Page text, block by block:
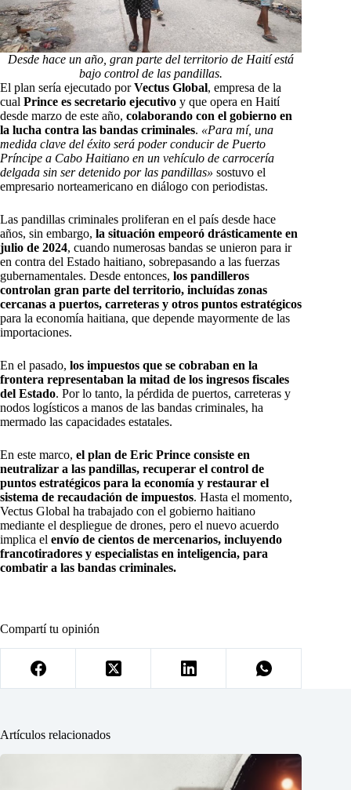
Desde hace un año, gran parte del territorio de Haití está
bajo control de las pandillas.
El plan sería ejecutado porVectus Global, empresa de la
cual Prince es secretario ejecutivo y que opera en Haití
desde marzo de este año, colaborando con el gobierno en
la lucha contra las bandas criminales. «Para mí, una
medida clave del éxito será poder conducir de Puerto
Príncipe a Cabo Haitiano en un vehículo de carrocería
delgada sin ser detenido por las pandillas» sostuvo el
empresario norteamericano en diálogo con periodistas.
Las pandillas criminales proliferan en el país desde hace
años, sin embargo, la situación empeoró drásticamente en
julio de 2024, cuando numerosas bandas se unieron para ir
en contra del Estado haitiano, sobrepasando a las fuerzas
gubernamentales. Desde entonces, los pandilleros
controlan gran parte del territorio, incluídas zonas
cercanas a puertos, carreteras y otros puntos estratégicos
para la economía haitiana, que depende mayormente de las
importaciones.
En el pasado, los impuestos que se cobraban en la
frontera representaban la mitad de los ingresos fiscales
del Estado. Por lo tanto, la pérdida de puertos, carreteras y
nodos logísticos a manos de las bandas criminales, ha
mermado las capacidades estatales.
En este marco, el plan de Eric Prince consiste en
neutralizar a las pandillas, recuperar el control de
puntos estratégicos para la economía y restaurar el
sistema de recaudación de impuestos. Hasta el momento,
Vectus Global ha trabajado con el gobierno haitiano
mediante el despliegue de drones, pero el nuevo acuerdo
implica el envío de cientos de mercenarios, incluyendo
francotiradores y especialistas en inteligencia, para
combatir a las bandas criminales.
Compartí tu opinión
Artículos relacionados